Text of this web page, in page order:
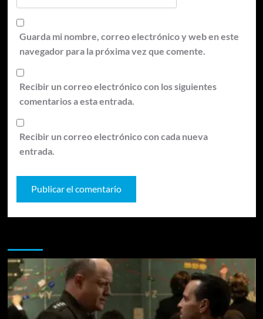
Guarda mi nombre, correo electrónico y web en este
navegador para la próxima vez que comente.
Recibir un correo electrónico con los siguientes
comentarios a esta entrada.
Recibir un correo electrónico con cada nueva
entrada.